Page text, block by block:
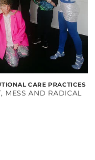
CARE PRACTICES
MESS AND RADICAL